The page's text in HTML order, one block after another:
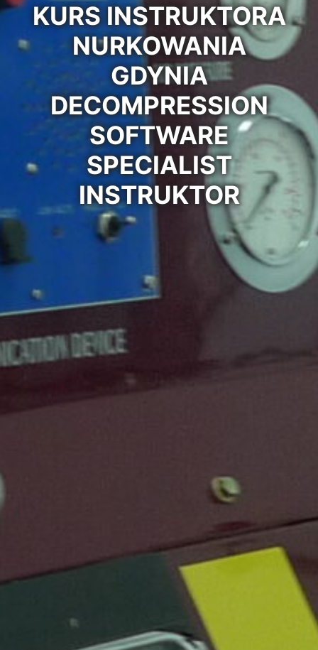
KURS INSTRUKTORA
NURKOWANIA
GDYNIA
DECOMPRESSION
SOFTWARE
SPECIALIST
INSTRUKTOR